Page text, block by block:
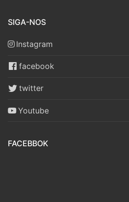
SIGA-NOS
Instagram
facebook
twitter
Youtube
FACEBBOK